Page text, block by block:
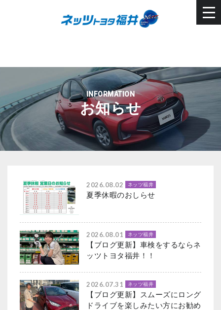
INFORMATION
お知らせ
2026.08.02 ネッツ福井
夏季休暇のおしらせ
2026.08.01 ネッツ福井
【ブログ更新】車検をするならネ
ッツトヨタ福井！！
2026.07.31 ネッツ福井
【ブログ更新】スムーズにロング
ドライブを楽しみたい方にお勧め